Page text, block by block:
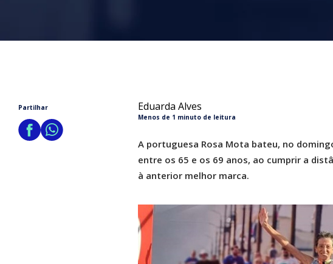
Partilhar Eduarda Alves
Menos de 1 minuto de leitura
A portuguesa Rosa Mota bateu, no
entre os 65 e os 69 anos, ao cumprir a
à anterior melhor marca.